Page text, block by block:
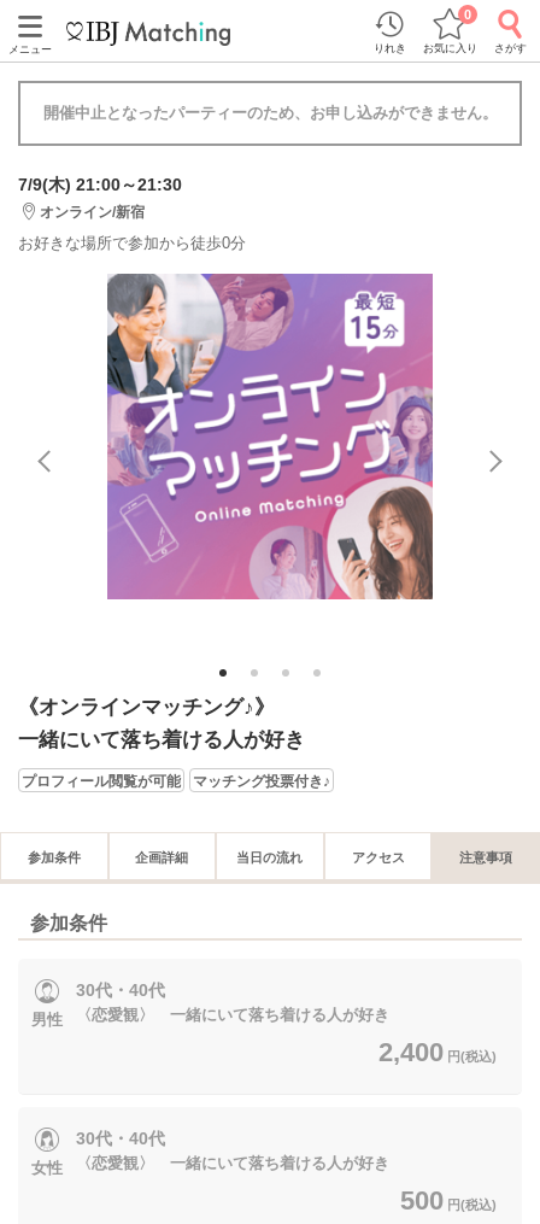
メニュー りれき お気に入り
0
さがす
開催中止となったパーティーのため、お申し込みができません。
7/9(木) 21:00～21:30
オンライン/新宿
お好きな場所で参加から徒歩0分
1 2 3 4
《オンラインマッチング♪》
一緒にいて落ち着ける人が好き
プロフィール閲覧が可能 マッチング投票付き♪
参加条件 企画詳細 当日の流れ アクセス 注意事項
参加条件
男性
30代・40代
〈恋愛観〉 一緒にいて落ち着ける人が好き
2,400 円(税込)
女性
30代・40代
〈恋愛観〉 一緒にいて落ち着ける人が好き
500 円(税込)